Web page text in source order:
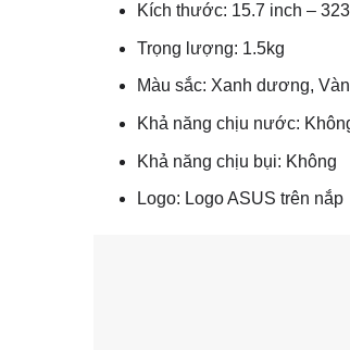
Kích thước: 15.7 inch –
Trọng lượng: 1.5kg
Màu sắc: Xanh dương,
Khả năng chịu nước:
Khả năng chịu bụi: Không
Logo: Logo ASUS trên nắp